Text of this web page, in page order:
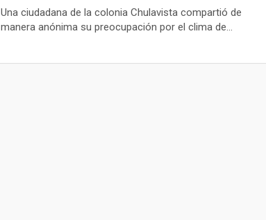
Una ciudadana de la colonia Chulavista compartió de
manera anónima su preocupación por el clima de…